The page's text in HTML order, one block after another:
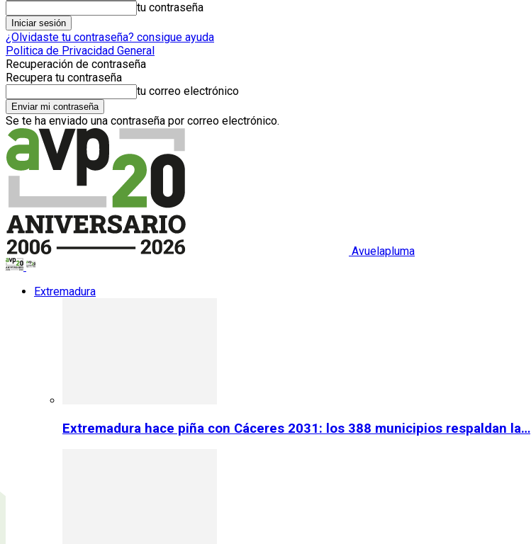
tu contraseña
¿Olvidaste tu contraseña? consigue ayuda
Politica de Privacidad General
Recuperación de contraseña
Recupera tu contraseña
tu correo electrónico
Se te ha enviado una contraseña por correo electrónico.
Avuelapluma
Extremadura
Extremadura hace piña con Cáceres 2031: los 388 municipios respaldan la…